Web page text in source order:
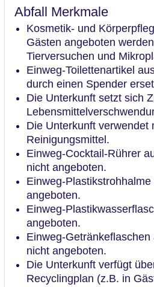
Abfall Merkmale
Kosmetik- und
Gästen angeboten
Tierversuchen und
Einweg-Toilettenartikel
durch einen Spender
Die Unterkunft setzt sich
Die Unterkunft verwendet
Reinigungsmittel.
Einweg-Cocktail-Rührer
nicht angeboten.
Einweg-
angeboten.
Einweg-
angeboten.
Einweg-
nicht angeboten.
Die Unterkunft verfügt
Recyclingplan (z.B. in